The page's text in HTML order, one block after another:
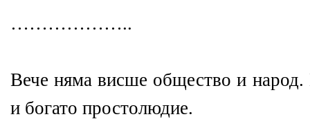
………………..
Вече няма висше общество и
и богато простолюдие.